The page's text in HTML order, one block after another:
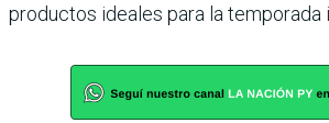
productos ideales para la temporada